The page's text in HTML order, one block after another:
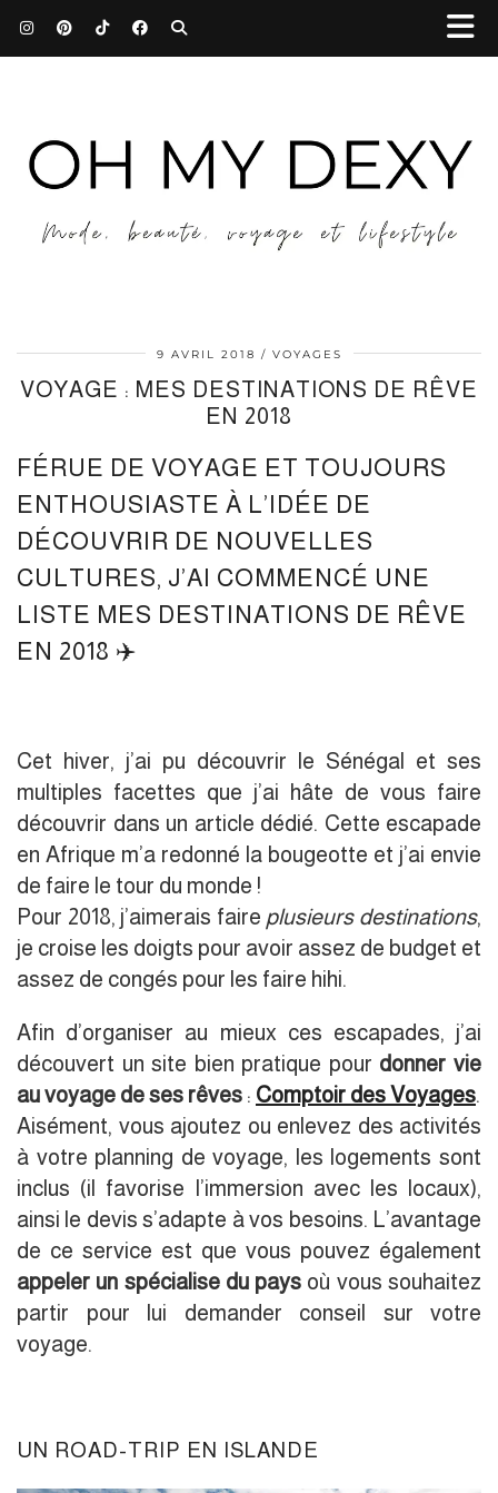
9 AVRIL 2018 VOYAGES
VOYAGE : MES DESTINATIONS DE RÊVE
EN 2018
FÉRUE DE VOYAGE ET TOUJOURS
ENTHOUSIASTE À L’IDÉE DE
DÉCOUVRIR DE NOUVELLES
CULTURES, J’AI COMMENCÉ UNE
LISTE MES DESTINATIONS DE RÊVE
EN 2018 ✈️
Cet hiver, j’ai pu découvrir le Sénégal et ses
multiples facettes que j’ai hâte de vous faire
découvrir dans un article dédié. Cette escapade
en Afrique m’a redonné la bougeotte et j’ai envie
de faire le tour du monde !
Pour 2018, j’aimerais faire plusieurs destinations,
je croise les doigts pour avoir assez de budget et
assez de congés pour les faire hihi.
Afin d’organiser au mieux ces escapades, j’ai
découvert un site bien pratique pour donner vie
au voyage de ses rêves : Comptoir des Voyages.
Aisément, vous ajoutez ou enlevez des activités
à votre planning de voyage, les logements sont
inclus (il favorise l’immersion avec les locaux),
ainsi le devis s’adapte à vos besoins. L’avantage
de ce service est que vous pouvez également
appeler un spécialise du pays où vous souhaitez
partir pour lui demander conseil sur votre
voyage.
UN ROAD-TRIP EN ISLANDE